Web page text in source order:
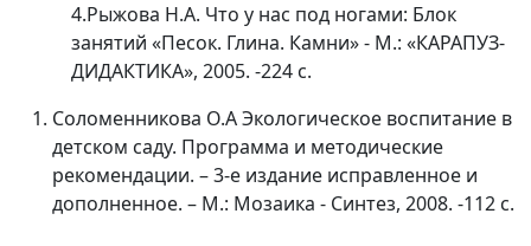
4.Рыжова Н.А. Что у нас под ногами: Блок
занятий «Песок. Глина. Камни» - М.: «КАРАПУЗ-
ДИДАКТИКА», 2005. -224 с.
Соломенникова О.А Экологическое воспитание в
детском саду. Программа и методические
рекомендации. – 3-е издание исправленное и
дополненное. – М.: Мозаика - Синтез, 2008. -112 с.